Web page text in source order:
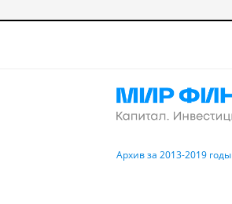
Архив за 2013-2019 годы